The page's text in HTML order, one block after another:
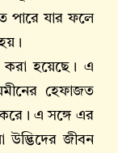
পারে যার ফলে
করা হয়েছে। এ
হেফাজত
এ সঙ্গে এর
উদ্ভিদের জীবন